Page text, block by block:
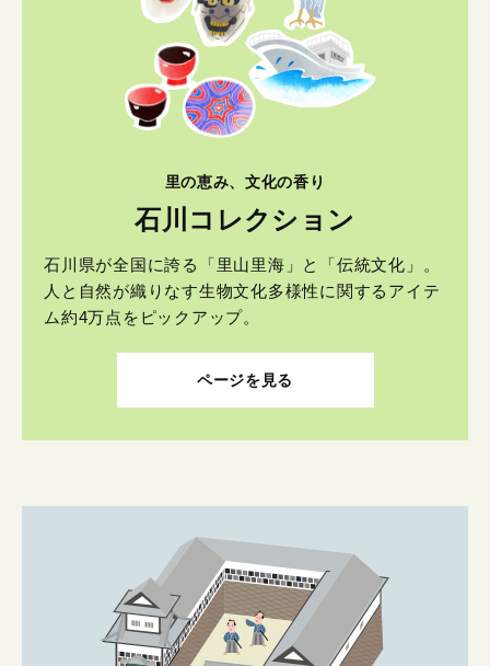
里の恵み、文化の香り
石川コレクション
石川県が全国に誇る「里山里海」と「伝統文化」。
人と自然が織りなす生物文化多様性に関するアイテ
ム約4万点をピックアップ。
ページを見る